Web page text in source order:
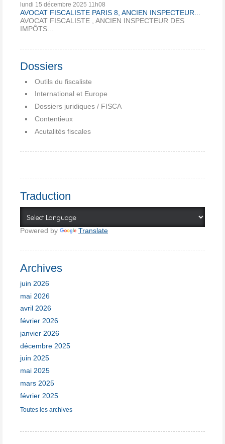
lundi 15 décembre 2025 11h08
AVOCAT FISCALISTE PARIS 8, ANCIEN INSPECTEUR...
AVOCAT FISCALISTE , ANCIEN INSPECTEUR DES
IMPÔTS...
Dossiers
Outils du fiscaliste
International et Europe
Dossiers juridiques / FISCA
Contentieux
Acutalités fiscales
Traduction
Powered by Translate
Archives
juin 2026
mai 2026
avril 2026
février 2026
janvier 2026
décembre 2025
juin 2025
mai 2025
mars 2025
février 2025
Toutes les archives